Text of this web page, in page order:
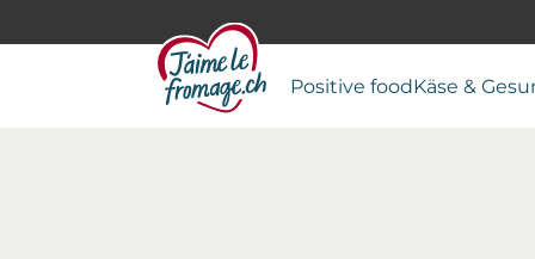
Positive foodKäse &